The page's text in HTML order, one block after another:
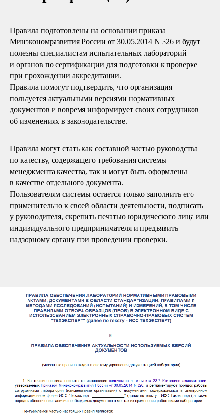
Правила подготовлены на основании приказа
Минэкономразвития России от 30.05.2014 N 326 и будут
полезны специалистам испытательных лабораторий
и органов по сертификации для подготовки к проверке
при прохождении аккредитации.
Правила помогут подтвердить, что организация
пользуется актуальными версиями нормативных
документов и вовремя информирует своих сотрудников
об изменениях в законодательстве.
Правила могут стать как составной частью руководства
по качеству, содержащего требования системы
менеджмента качества, так и могут быть оформлены
в качестве отдельного документа.
Пользователям системы остается только заполнить его
применительно к своей области деятельности, подписать
у руководителя, скрепить печатью юридического лица или
индивидуального предпринимателя и предъявить
надзорному органу при проведении проверки.